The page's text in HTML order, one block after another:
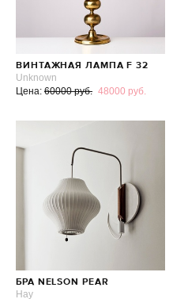
ВИНТАЖНАЯ ЛАМПА F 32
Unknown
Цена: 60000 руб. 48000 руб.
БРА NELSON PEAR
Hay